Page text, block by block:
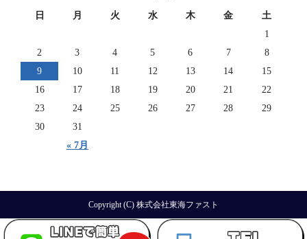
日 月 火 水 木 金 土
« 7月
1
2
3 4 5 6 7
8
9
10 11 12 13 14
15
16
17 18 19 20 21
22
23
24 25 26 27 28
29
30
31
Copyright (C) 株式会社東海ファスト